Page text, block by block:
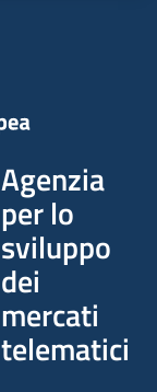
Agenzia
per lo
sviluppo
dei
mercati
telematici